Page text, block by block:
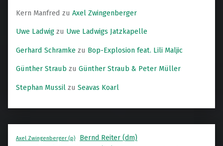
Kern Manfred zu Axel Zwingenberger
Uwe Ladwig zu Uwe Ladwigs Jatzkapelle
Gerhard Schramke zu Bop-Explosion feat. Lili Maljic
Günther Straub zu Günther Straub & Peter Müller
Stephan Mussil zu Seavas Koarl
Axel Zwingenberger (p) Bernd Reiter (dm)